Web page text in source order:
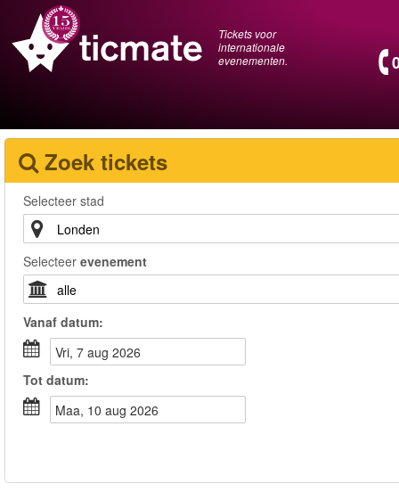
Tickets voor
internationale
evenementen.
Zoek tickets
Selecteer stad
Selecteer evenement
Vanaf datum:
vri, 7 aug 2026
Tot datum:
maa, 10 aug 2026